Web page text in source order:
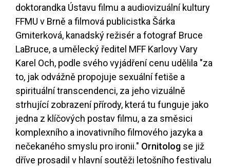
doktorandka Ústavu filmu a audiovizuální kultury
FFMU v Brně a filmová publicistka Šárka
Gmiterková, kanadský režisér a fotograf Bruce
LaBruce, a umělecký ředitel MFF Karlovy Vary
Karel Och, podle svého vyjádření cenu udělila "za
to, jak odvážně propojuje sexuální fetiše a
spirituální transcendenci, za jeho vizuálně
strhující zobrazení přírody, která tu funguje jako
jedna z klíčových postav filmu, a za směsici
komplexního a inovativního filmového jazyka a
nečekaného smyslu pro ironii." Ornitolog se již
dříve prosadil v hlavní soutěži letošního festivalu